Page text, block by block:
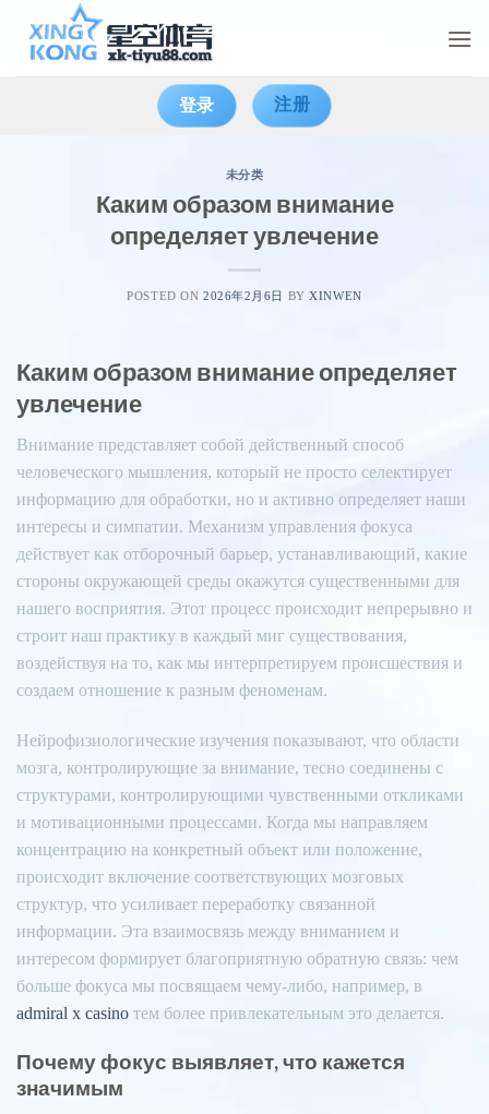
登录 注册
未分类
Каким образом внимание
определяет увлечение
POSTED ON 2026年2月6日 BYXINWEN
Каким образом внимание определяет
увлечение
Внимание представляет собой действенный способ
человеческого мышления, который не просто селектирует
информацию для обработки, но и активно определяет наши
интересы и симпатии. Механизм управления фокуса
действует как отборочный барьер, устанавливающий, какие
стороны окружающей среды окажутся существенными для
нашего восприятия. Этот процесс происходит непрерывно и
строит наш практику в каждый миг существования,
воздействуя на то, как мы интерпретируем происшествия и
создаем отношение к разным феноменам.
Нейрофизиологические изучения показывают, что области
мозга, контролирующие за внимание, тесно соединены с
структурами, контролирующими чувственными откликами
и мотивационными процессами. Когда мы направляем
концентрацию на конкретный объект или положение,
происходит включение соответствующих мозговых
структур, что усиливает переработку связанной
информации. Эта взаимосвязь между вниманием и
интересом формирует благоприятную обратную связь: чем
больше фокуса мы посвящаем чему-либо, например, в
admiral x casino тем более привлекательным это делается.
Почему фокус выявляет, что кажется
значимым